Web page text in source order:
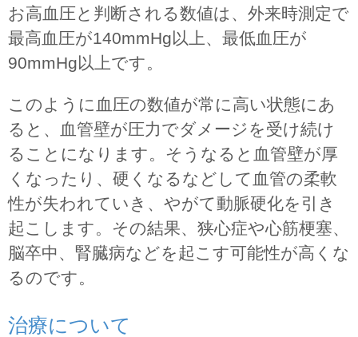
お高血圧と判断される数値は、外来時測定で
最高血圧が140mmHg以上、最低血圧が
90mmHg以上です。
このように血圧の数値が常に高い状態にあ
ると、血管壁が圧力でダメージを受け続け
ることになります。そうなると血管壁が厚
くなったり、硬くなるなどして血管の柔軟
性が失われていき、やがて動脈硬化を引き
起こします。その結果、狭心症や心筋梗塞、
脳卒中、腎臓病などを起こす可能性が高くな
るのです。
治療について